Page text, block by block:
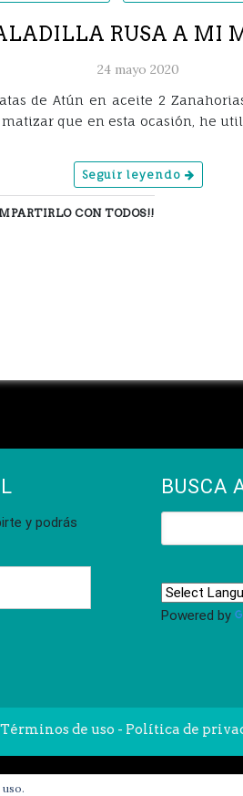
RUSA A MI
24 mayo 2020
de Atún en aceite 2
matizar que en esta ocasión, he
Seguir leyendo
CON TODOS!!
y podrás
BUSCA
Powered by
Términos de uso - Política de